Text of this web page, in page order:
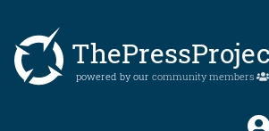
powered by our community members